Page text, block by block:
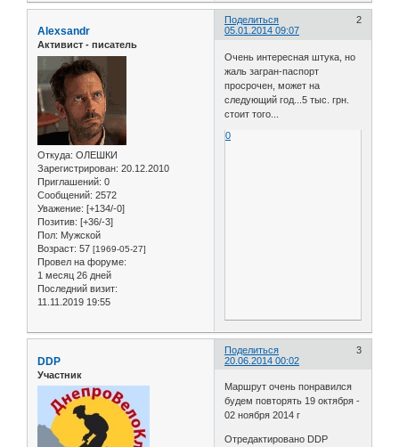
Поделиться
2
05.01.2014 09:07
Alexsandr
Активист - писатель
Откуда: ОЛЕШКИ
Зарегистрирован: 20.12.2010
Приглашений: 0
Сообщений: 2572
Уважение: [+134/-0]
Позитив: [+36/-3]
Пол: Мужской
Возраст: 57 [1969-05-27]
Провел на форуме:
1 месяц 26 дней
Последний визит:
11.11.2019 19:55
Очень интересная штука, но
жаль загран-паспорт
просрочен, может на
следующий год...5 тыс. грн.
стоит того...
0
Поделиться
3
20.06.2014 00:02
DDP
Участник
Маршрут очень понравился
будем повторять 19 октября -
02 ноября 2014 г
Отредактировано DDP